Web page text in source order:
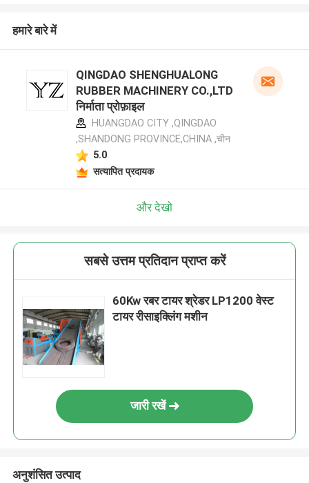
हमारे बारे में
QINGDAO SHENGHUALONG
RUBBER MACHINERY CO.,LTD
निर्माता प्रोफ़ाइल
HUANGDAO CITY ,QINGDAO
,SHANDONG PROVINCE,CHINA ,चीन
5.0
सत्यापित प्रदायक
और देखो
सबसे उत्तम प्रतिदान प्राप्त करें
60Kw रबर टायर श्रेडर LP1200 वेस्ट
टायर रीसाइक्लिंग मशीन
जारी रखें
अनुशंसित उत्पाद